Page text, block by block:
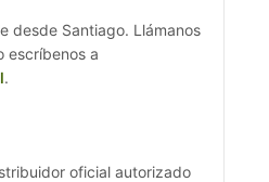
desde Santiago. Llámanos
escríbenos a
.
oficial autorizado